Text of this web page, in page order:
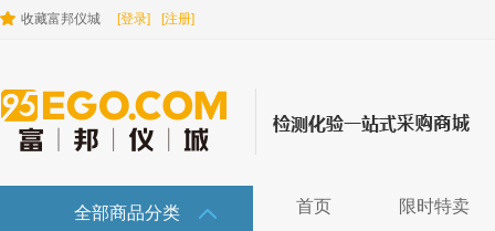
收藏富邦仪城 [登录] [注册]
全部商品分类 首页 限时特卖